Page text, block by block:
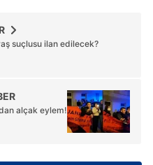
suçlusu ilan edilecek?
alçak eylem!